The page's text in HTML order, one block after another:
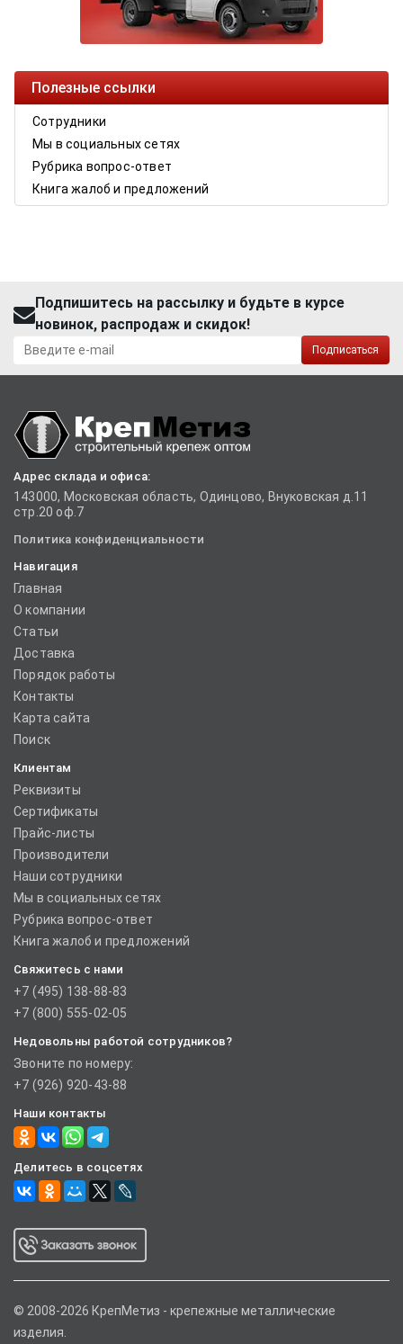
Полезные ссылки
Сотрудники
Мы в социальных сетях
Рубрика вопрос-ответ
Книга жалоб и предложений
Подпишитесь на рассылку и будьте в курсе
новинок, распродаж и скидок!
Подписаться
Адрес склада и офиса:
143000, Московская область, Одинцово, Внуковская д.11
стр.20 оф.7
Политика конфиденциальности
Навигация
Главная
О компании
Статьи
Доставка
Порядок работы
Контакты
Карта сайта
Поиск
Клиентам
Реквизиты
Сертификаты
Прайс-листы
Производители
Наши сотрудники
Мы в социальных сетях
Рубрика вопрос-ответ
Книга жалоб и предложений
Свяжитесь с нами
+7 (495) 138-88-83
+7 (800) 555-02-05
Недовольны работой сотрудников?
Звоните по номеру:
+7 (926) 920-43-88
Наши контакты
Делитесь в соцсетях
© 2008-2026 КрепМетиз - крепежные металлические
изделия.